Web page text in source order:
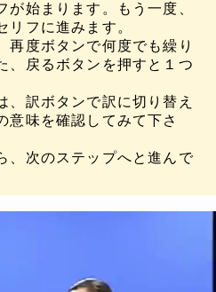
始まります。もう一度、
リフに進みます。
再度ボタンで何度でも繰り
、戻るボタンを押すと１つ
、訳ボタンで訳に切り替え
意味を確認してみて下さ
、次のステップへと進んで